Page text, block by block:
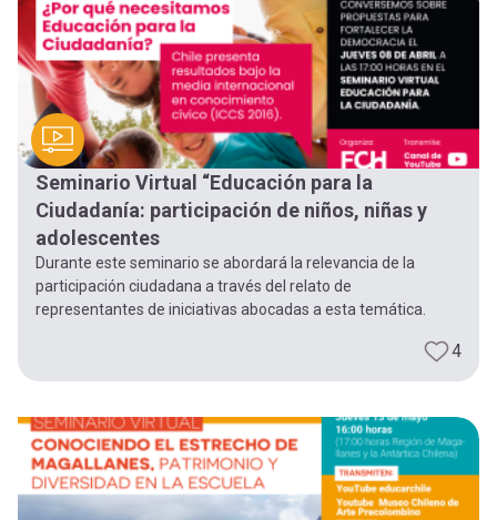
Seminario Virtual “Educación para la
Ciudadanía: participación de niños, niñas y
adolescentes
Durante este seminario se abordará la relevancia de la
participación ciudadana a través del relato de
representantes de iniciativas abocadas a esta temática.
4